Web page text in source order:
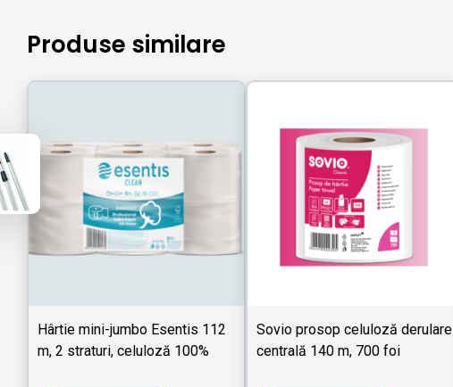
Produse similare
Hârtie mini-jumbo Esentis 112
m, 2 straturi, celuloză 100%
Sovio prosop celuloză derulare
centrală 140 m, 700 foi